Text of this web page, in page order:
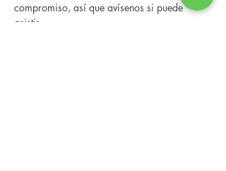
compromiso, así que avísenos si puede
asistir.